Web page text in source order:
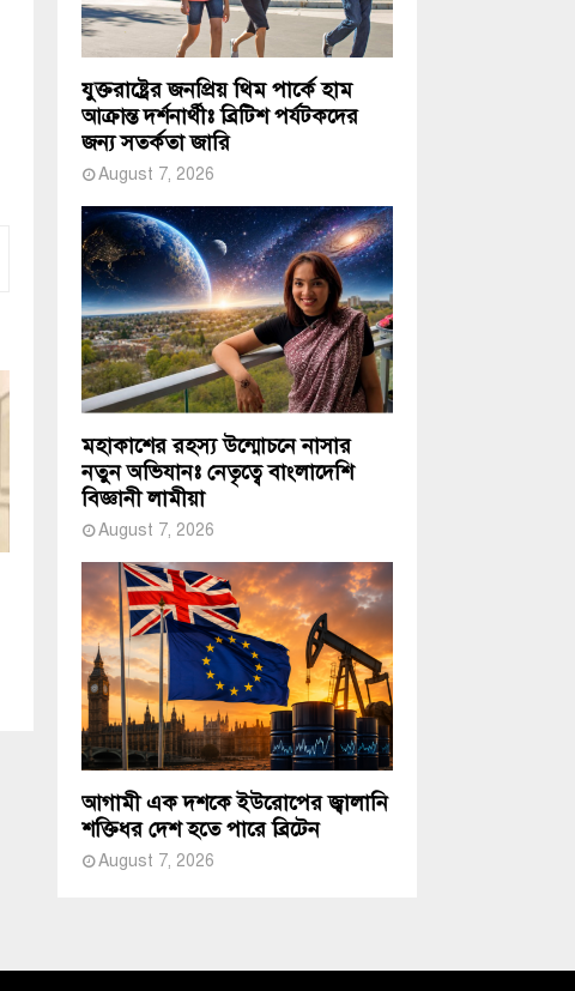
যুক্তরাষ্ট্রের জনপ্রিয় থিম পার্কে হাম
আক্রান্ত দর্শনার্থীঃ ব্রিটিশ পর্যটকদের
জন্য সতর্কতা জারি
August 7, 2026
মহাকাশের রহস্য উন্মোচনে নাসার
নতুন অভিযানঃ নেতৃত্বে বাংলাদেশি
বিজ্ঞানী লামীয়া
August 7, 2026
আগামী এক দশকে ইউরোপের জ্বালানি
শক্তিধর দেশ হতে পারে ব্রিটেন
August 7, 2026